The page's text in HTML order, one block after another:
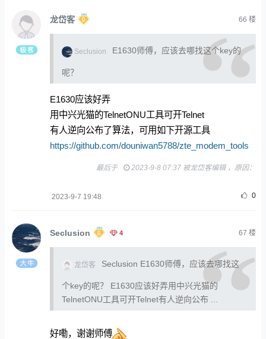
龙岱客 66 楼
Seclusion E1630师傅，应该去哪找这个key的
呢？
E1630应该好弄
用中兴光猫的TelnetONU工具可开Telnet
有人逆向公布了算法，可用如下开源工具
https://github.com/douniwan5788/zte_modem_tools
最后于 2023-9-8 07:37 被龙岱客编辑 ，原因：
2023-9-7 19:48 0
Seclusion 4 67 楼
龙岱客 Seclusion E1630师傅，应该去哪找这
个key的呢？ E1630应该好弄用中兴光猫的
TelnetONU工具可开Telnet有人逆向公布 ...
好嘞，谢谢师傅